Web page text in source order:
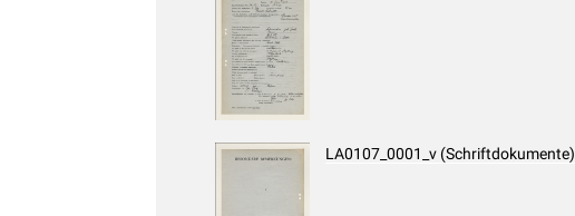
LA0107_0001_v (Schriftdokumente)